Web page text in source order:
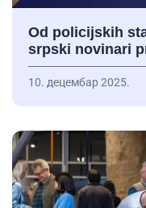
Od policijskih
srpski novinari
10. децембар 2025.